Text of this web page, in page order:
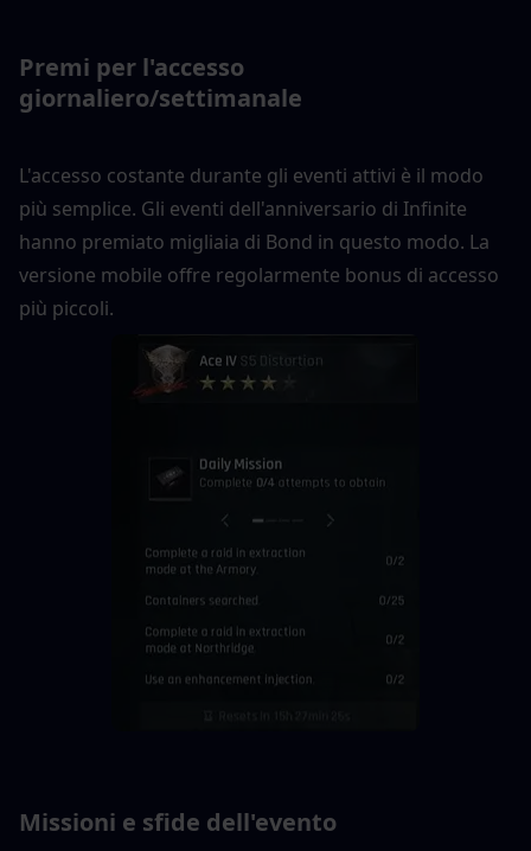
Premi per l'accesso
giornaliero/settimanale
L'accesso costante durante gli eventi attivi è il modo
più semplice. Gli eventi dell'anniversario di Infinite
hanno premiato migliaia di Bond in questo modo. La
versione mobile offre regolarmente bonus di accesso
più piccoli.
Missioni e sfide dell'evento